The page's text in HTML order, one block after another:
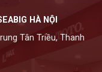
HÀ NỘI
Tân Triều, Thanh